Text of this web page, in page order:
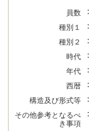
員数 ：
種別１
：
種別２
：
時代
：
年代
：
西暦
：
構造及び形式等
：
その他参考となるべ
き事項
：